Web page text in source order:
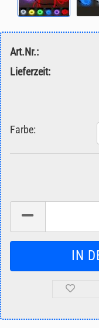
Art.Nr.:
Lieferzeit:
Farbe: